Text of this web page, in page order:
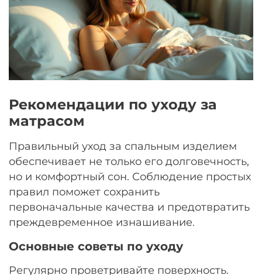
Рекомендации по уходу за
матрасом
Правильный уход за спальным изделием
обеспечивает не только его долговечность,
но и комфортный сон. Соблюдение простых
правил поможет сохранить
первоначальные качества и предотвратить
преждевременное изнашивание.
Основные советы по уходу
Регулярно проветривайте поверхность.